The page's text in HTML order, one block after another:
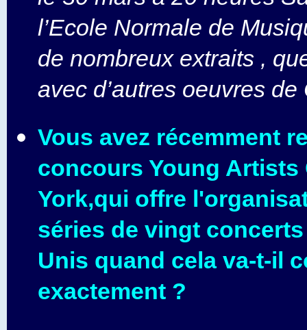
l’Ecole Normale de
de nombreux extraits ,
avec d’autres oeuvres
Vous avez récemment
concours Young Artists
York,qui offre
séries de vingt
Unis quand cela va-t-il
exactement ?